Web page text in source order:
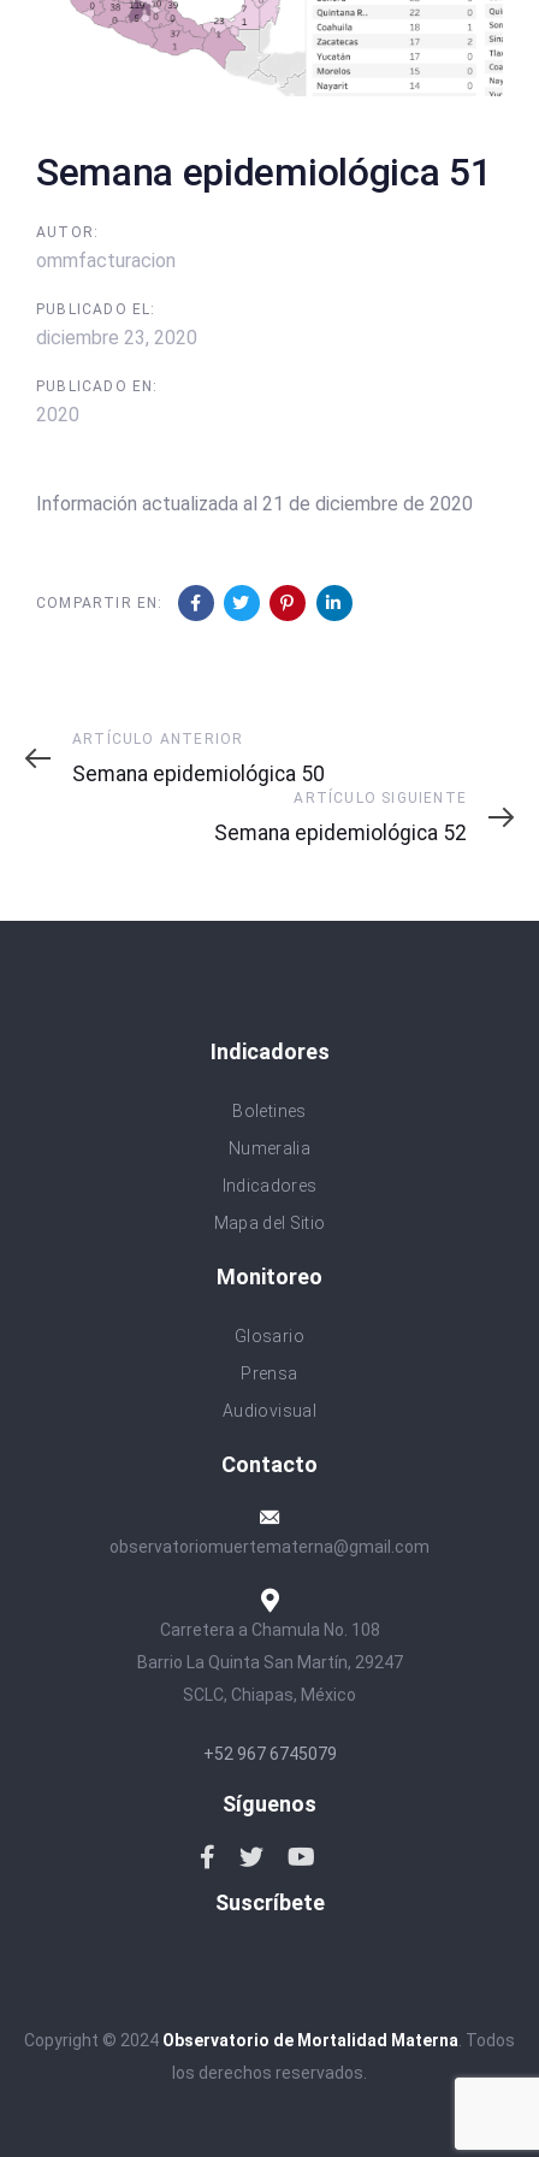
Semana epidemiológica 51
AUTOR:
ommfacturacion
PUBLICADO EL:
diciembre 23, 2020
PUBLICADO EN:
2020
Información actualizada al 21 de diciembre de 2020
COMPARTIR EN:
Artículo
Anterior
ARTÍCULO ANTERIOR
Semana epidemiológica 50
Siguiente
ARTÍCULO SIGUIENTE
Semana epidemiológica 52
Indicadores
Boletines
Numeralia
Indicadores
Mapa del Sitio
Monitoreo
Glosario
Prensa
Audiovisual
Contacto
observatoriomuertematerna@gmail.com
Carretera a Chamula No. 108
Barrio La Quinta San Martín, 29247
SCLC, Chiapas, México
+52 967 6745079
Síguenos
Suscríbete
Copyright © 2024 Observatorio de Mortalidad Materna . Todos
los derechos reservados.